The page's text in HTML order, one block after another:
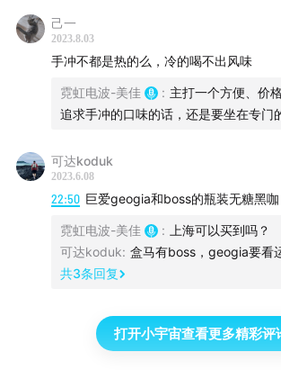
#DyDo X 鬼灭之刃联名款
己一
2023.8.03
手冲不都是热的么，冷的喝不出风味
霓虹电波-美佳 : 主打一个方便、价
追求手冲的口味的话，还是要坐在专门
可达koduk
2023.6.08
22:50 巨爱geogia和boss的瓶装无糖黑咖
霓虹电波-美佳 :
上海可以买到吗？
可达koduk: 盒马有boss，geogia要看
共3条回复
打开小宇宙查看更多精彩评